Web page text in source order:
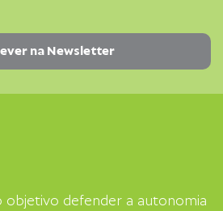
objetivo defender a autonomia